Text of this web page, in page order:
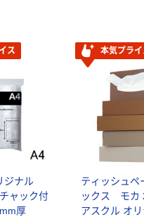
ス
ジナル
ャック付
厚
本気プライ
ティッシュペ
ックス モカ
アスクル オリ